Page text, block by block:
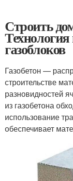
Строить
Технология
газоблоков
Газобетон —
строительстве
разновидностей
из газобетона
использование
обеспечивает